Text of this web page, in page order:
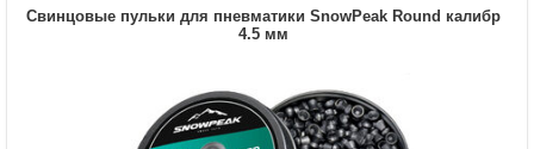
Свинцовые пульки для пневматики SnowPeak Round калибр
4.5 мм